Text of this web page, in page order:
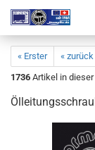
« Erster « zurück
1736 Artikel in